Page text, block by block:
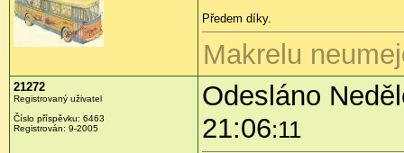
Předem díky.
Makrelu
21272
Registrovaný uživatel
Číslo příspěvku: 6463
Registrován: 9-2005
Odesláno
21:06:11